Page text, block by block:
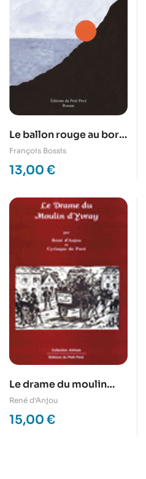
Le ballon rouge au bord
de la mémoire
François Bossis
13,00 €
Le drame du moulin
d’Yvray
René d'Anjou
15,00 €